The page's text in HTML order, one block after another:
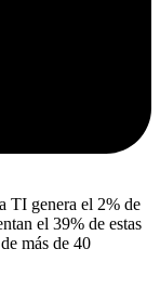
TI genera el 2% de
el 39% de estas
más de 40